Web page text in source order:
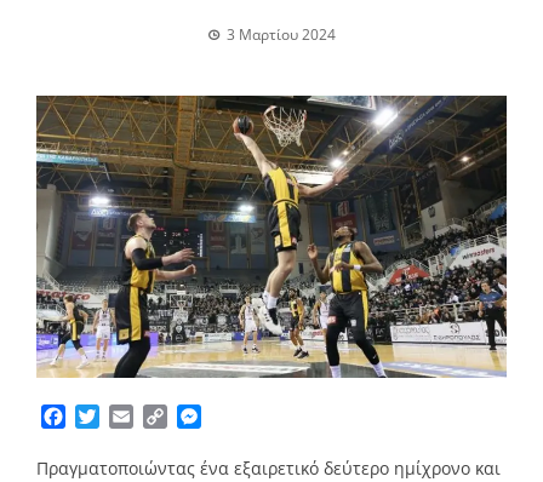
3 Μαρτίου 2024
Facebook
TwitterEmailCopy
Πραγματοποιώντας ένα εξαιρετικό δεύτερο ημίχρονο και